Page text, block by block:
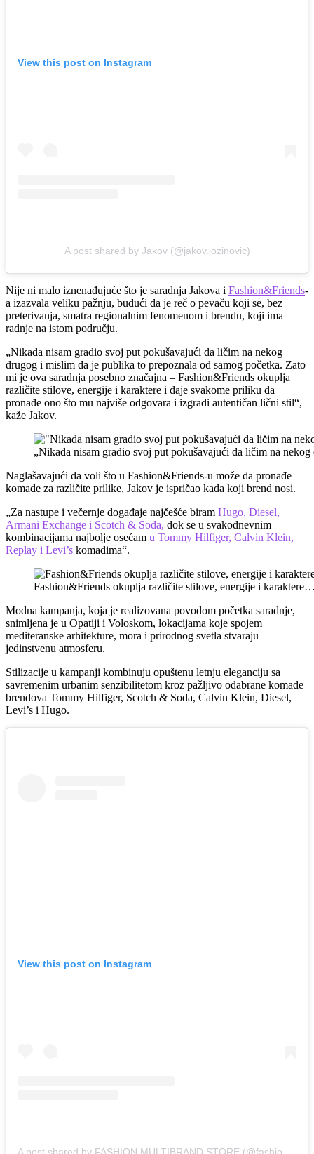
View this post on Instagram
A post shared by Jakov (@jakov.jozinovic)
Nije ni malo iznenađujuće što je saradnja Jakova i Fashion&Friends-
a izazvala veliku pažnju, budući da je reč o pevaču koji se, bez
preterivanja, smatra regionalnim fenomenom i brendu, koji ima
radnje na istom području.
„Nikada nisam gradio svoj put pokušavajući da ličim na nekog
drugog i mislim da je publika to prepoznala od samog početka. Zato
mi je ova saradnja posebno značajna – Fashion&Friends okuplja
različite stilove, energije i karaktere i daje svakome priliku da
pronađe ono što mu najviše odgovara i izgradi autentičan lični stil“,
kaže Jakov.
„Nikada nisam gradio svoj put pokušavajući da ličim na
Naglašavajući da voli što u Fashion&Friends-u može da pronađe
komade za različite prilike, Jakov je ispričao kada koji brend nosi.
„Za nastupe i večernje događaje najčešće biram Hugo, Diesel,
Armani Exchange i Scotch & Soda, dok se u svakodnevnim
kombinacijama najbolje osećam u Tommy Hilfiger, Calvin Klein,
Replay i Levi’s komadima“.
Fashion&Friends okuplja različite stilove, energije i
Modna kampanja, koja je realizovana povodom početka saradnje,
snimljena je u Opatiji i Voloskom, lokacijama koje spojem
mediteranske arhitekture, mora i prirodnog svetla stvaraju
jedinstvenu atmosferu.
Stilizacije u kampanji kombinuju opuštenu letnju eleganciju sa
savremenim urbanim senzibilitetom kroz pažljivo odabrane komade
brendova Tommy Hilfiger, Scotch & Soda, Calvin Klein, Diesel,
Levi’s i Hugo.
View this post on Instagram